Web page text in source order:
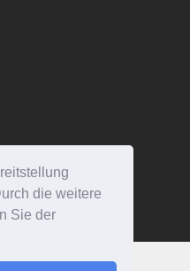
die weitere
Sie der